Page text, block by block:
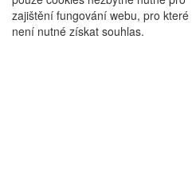
zajištění fungování webu, pro které
není nutné získat souhlas.